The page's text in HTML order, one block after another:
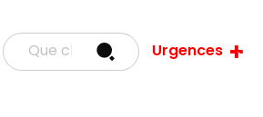
Urgences